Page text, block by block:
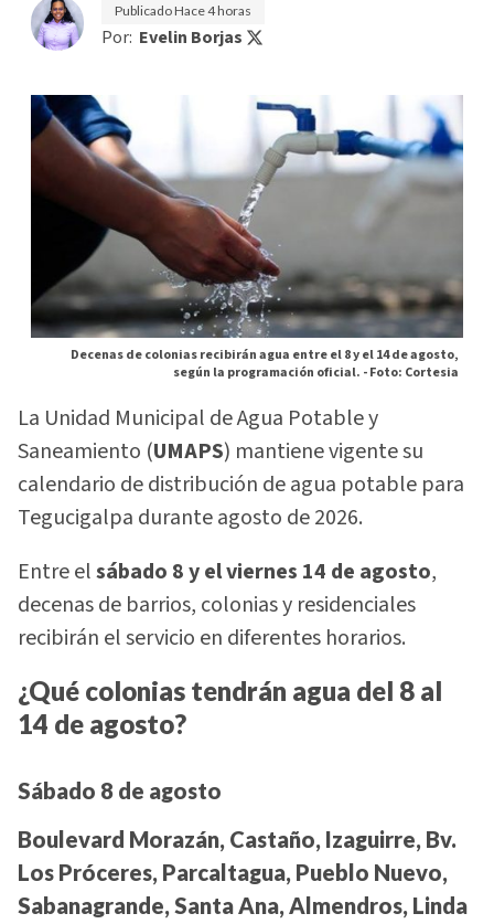
PublicadoHace 4 horas
Por: Evelin Borjas
Decenas de colonias recibirán agua entre el 8 y el 14 de agosto,
según la programación oficial. -Foto: Cortesia
La Unidad Municipal de Agua Potable y
Saneamiento (UMAPS) mantiene vigente su
calendario de distribución de agua potable para
Tegucigalpa durante agosto de 2026.
Entre elsábado 8 y el viernes 14 de agosto,
decenas de barrios, colonias y residenciales
recibirán el servicio en diferentes horarios.
¿Qué colonias tendrán agua del 8 al
14 de agosto?
Sábado 8 de agosto
Boulevard Morazán, Castaño, Izaguirre, Bv.
Los Próceres, Parcaltagua, Pueblo Nuevo,
Sabanagrande, Santa Ana, Almendros, Linda